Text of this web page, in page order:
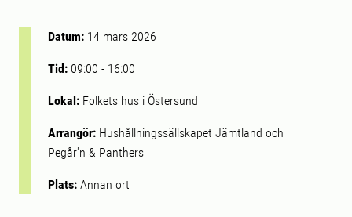
Datum: 14 mars 2026
Tid: 09:00 - 16:00
Lokal: Folkets hus i Östersund
Arrangör: Hushållningssällskapet Jämtland och
Pegår'n & Panthers
Plats: Annan ort